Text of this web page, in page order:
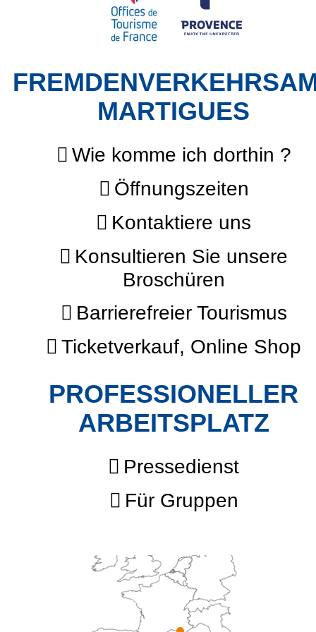
MARTIGUES
Wie komme ich dorthin ?
Öffnungszeiten
Kontaktiere uns
Konsultieren Sie unsere
Broschüren
Barrierefreier Tourismus
Ticketverkauf, Online Shop
PROFESSIONELLER
ARBEITSPLATZ
Pressedienst
Für Gruppen